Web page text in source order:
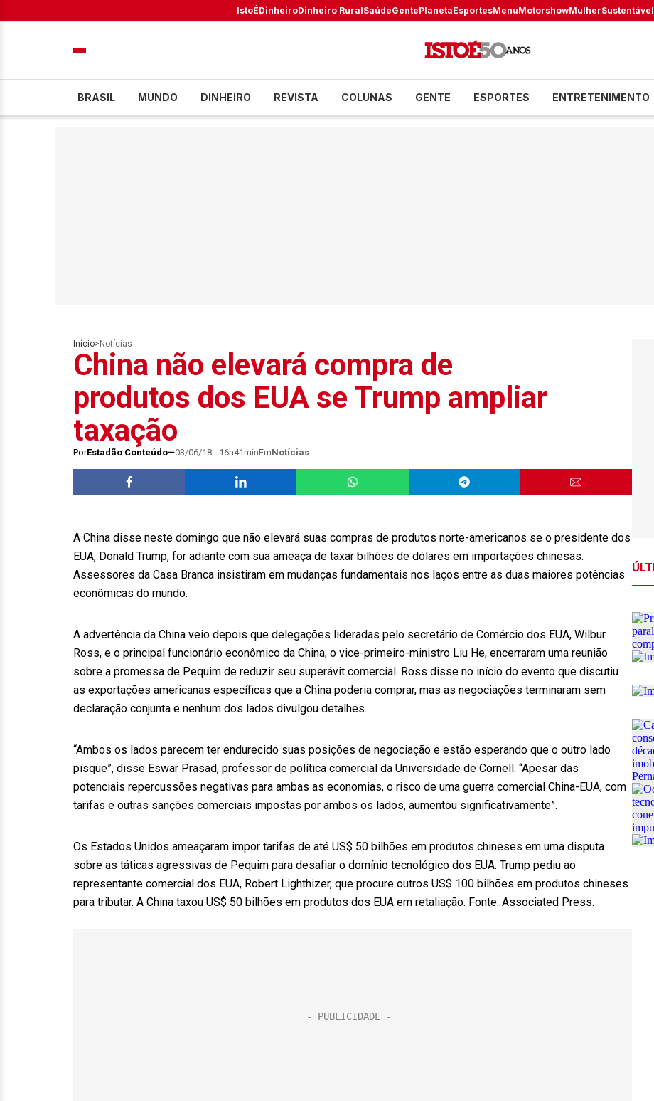
IstoÉDinheiroDinheiro RuralSaúdeGentePlanetaEsportesMenuMotorshowMulherSustentável
BRASIL MUNDO DINHEIRO REVISTA COLUNAS GENTE ESPORTES ENTRETENIMENTO
Início> Notícias
China não elevará compra de
produtos dos EUA se Trump ampliar
taxação
PorEstadão Conteúdo 03/06/18 - 16h41minEmNotícias
A China disse neste domingo que não elevará suas compras de produtos norte-americanos se o presidente dos
EUA, Donald Trump, for adiante com sua ameaça de taxar bilhões de dólares em importações chinesas.
Assessores da Casa Branca insistiram em mudanças fundamentais nos laços entre as duas maiores potências
econômicas do mundo.
A advertência da China veio depois que delegações lideradas pelo secretário de Comércio dos EUA, Wilbur
Ross, e o principal funcionário econômico da China, o vice-primeiro-ministro Liu He, encerraram uma reunião
sobre a promessa de Pequim de reduzir seu superávit comercial. Ross disse no início do evento que discutiu
as exportações americanas específicas que a China poderia comprar, mas as negociações terminaram sem
declaração conjunta e nenhum dos lados divulgou detalhes.
“Ambos os lados parecem ter endurecido suas posições de negociação e estão esperando que o outro lado
pisque”, disse Eswar Prasad, professor de política comercial da Universidade de Cornell. “Apesar das
potenciais repercussões negativas para ambas as economias, o risco de uma guerra comercial China-EUA, com
tarifas e outras sanções comerciais impostas por ambos os lados, aumentou significativamente”.
Os Estados Unidos ameaçaram impor tarifas de até US$ 50 bilhões em produtos chineses em uma disputa
sobre as táticas agressivas de Pequim para desafiar o domínio tecnológico dos EUA. Trump pediu ao
representante comercial dos EUA, Robert Lighthizer, que procure outros US$ 100 bilhões em produtos chineses
para tributar. A China taxou US$ 50 bilhões em produtos dos EUA em retaliação. Fonte: Associated Press.